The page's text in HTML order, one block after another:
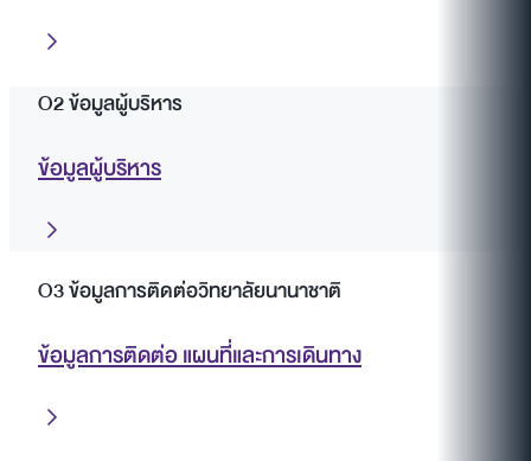
O2 ข้อมูลผู้บริหาร
ข้อมูลผู้บริหาร
O3 ข้อมูลการติดต่อวิทยาลัยนานาชาติ
ข้อมูลการติดต่อ แผนที่และการเดินทาง